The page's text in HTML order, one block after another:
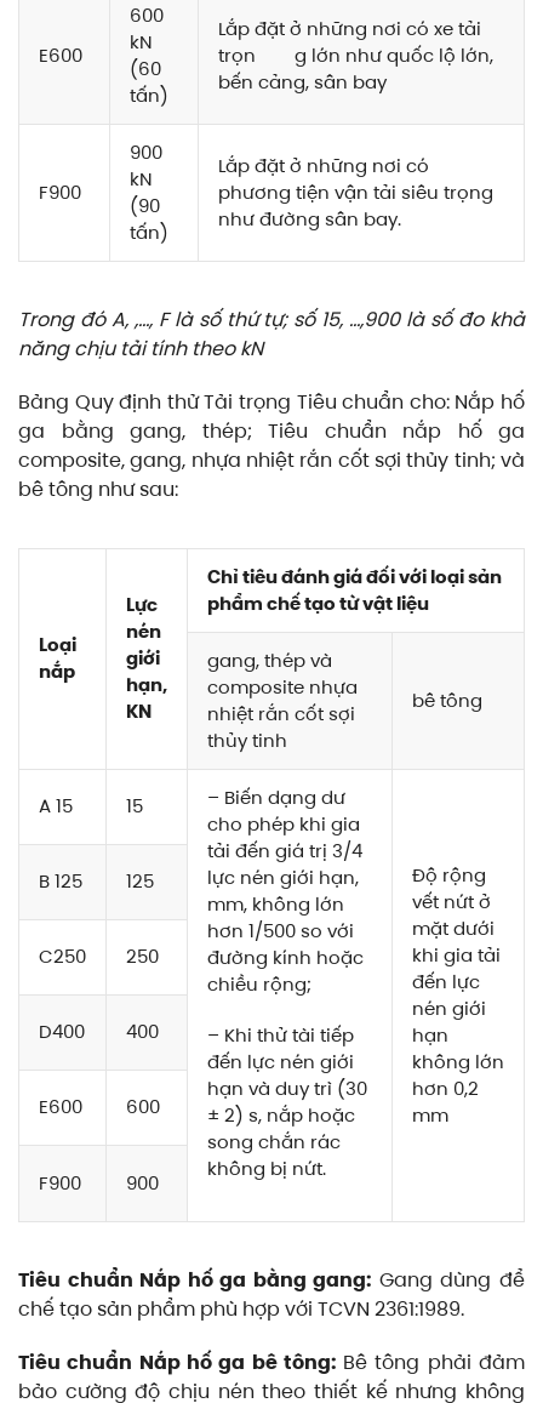
E600
600
kN
(60
tấn)
Lắp đặt ở những nơi có xe tải
trọn g lớn như quốc lộ lớn,
bến cảng, sân bay
F900
900
kN
(90
tấn)
Lắp đặt ở những nơi có
phương tiện vận tải siêu trọng
như đường sân bay.
Trong đó A, ,…, F là số thứ tự; số 15, …,900 là số đo khả
năng chịu tải tính theo kN
Bảng Quy định thử Tải trọng Tiêu chuẩn cho: Nắp hố
ga bằng gang, thép; Tiêu chuẩn nắp hố ga
composite, gang, nhựa nhiệt rắn cốt sợi thủy tinh; và
bê tông như sau:
Loại
nắp
Lực
nén
giới
hạn,
KN
Chỉ tiêu đánh giá đối với loại sản
phẩm chế tạo từ vật liệu
gang, thép và
composite nhựa
nhiệt rắn cốt sợi
thủy tinh
bê tông
A 15 15
– Biến dạng dư
cho phép khi gia
tải đến giá trị 3/4
lực nén giới hạn,
mm, không lớn
hơn 1/500 so với
đường kính hoặc
chiều rộng;
– Khi thử tài tiếp
đến lực nén giới
hạn và duy trì (30
± 2) s, nắp hoặc
song chắn rác
không bị nứt.
Độ rộng
vết nứt ở
mặt dưới
khi gia tải
đến lực
nén giới
hạn
không lớn
hơn 0,2
mm
B 125 125
C250 250
D400 400
E600 600
F900 900
Tiêu chuẩn Nắp hố ga bằng gang: Gang dùng để
chế tạo sản phẩm phù hợp với TCVN 2361:1989.
Tiêu chuẩn Nắp hố ga bê tông: Bê tông phải đảm
bảo cường độ chịu nén theo thiết kế nhưng không